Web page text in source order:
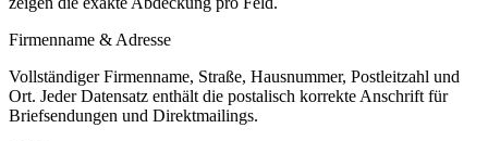
Firmenname & Adresse
Vollständiger Firmenname, Straße, Hausnummer, Postleitzahl und
Ort. Jeder Datensatz enthält die postalisch korrekte Anschrift für
Briefsendungen und Direktmailings.